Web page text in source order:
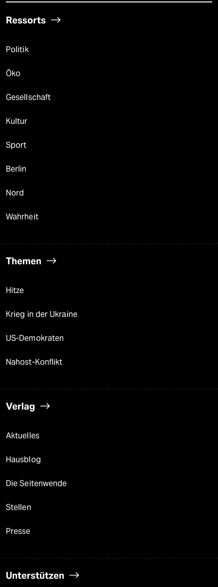
Ressorts
Politik
Öko
Gesellschaft
Kultur
Sport
Berlin
Nord
Wahrheit
Themen
Hitze
Krieg in der Ukraine
US-Demokraten
Nahost-Konflikt
Verlag
Aktuelles
Hausblog
Die Seitenwende
Stellen
Presse
Unterstützen